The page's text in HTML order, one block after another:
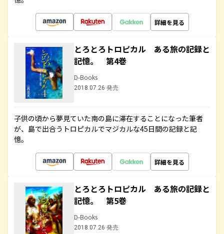
詳細を見る
とろとろトロピカル ある旅の記録と
記憶。 第4巻
D-Books
2018.07.26 発売
子供の頃から夢見ていた南の島に滞在することになった筆者
が、島で出合うトロピカルでマジカルな45日間の記録と記
憶。
詳細を見る
とろとろトロピカル ある旅の記録と
記憶。 第5巻
D-Books
2018.07.26 発売